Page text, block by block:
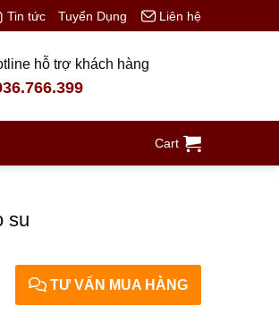
Tin tức Tuyển Dụng Liên hệ
hỗ trợ khách hàng
Cart
su
TƯ VẤN MUA HÀNG